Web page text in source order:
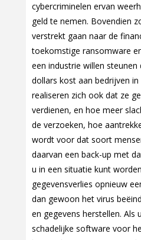
cybercriminelen ervan
geld te nemen. Bovendien
verstrekt gaan naar de
toekomstige ransomware
een industrie willen steunen
dollars kost aan bedrijven in
realiseren zich ook dat ze
verdienen, en hoe meer
de verzoeken, hoe
wordt voor dat soort
daarvan een back-up met
u in een situatie kunt
gegevensverlies opnieuw
dan gewoon het virus
en gegevens herstellen. Als
schadelijke software voor